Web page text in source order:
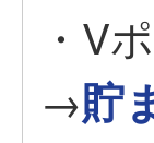
・V
→貯